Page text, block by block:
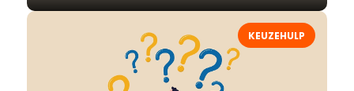
KEUZEHULP